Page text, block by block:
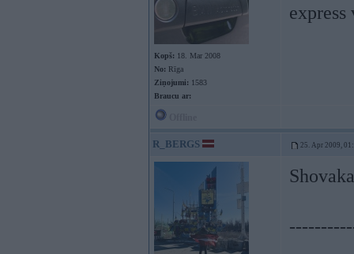
Kopš: 18. Mar 2008
No: Rīga
Ziņojumi: 1583
Braucu ar:
R_BERGS 25. Apr 2009,